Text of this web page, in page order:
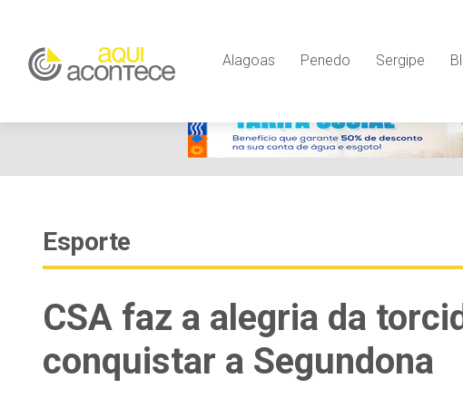
Alagoas Penedo Sergipe
Esporte
CSA faz a alegria da
conquistar a Segundona